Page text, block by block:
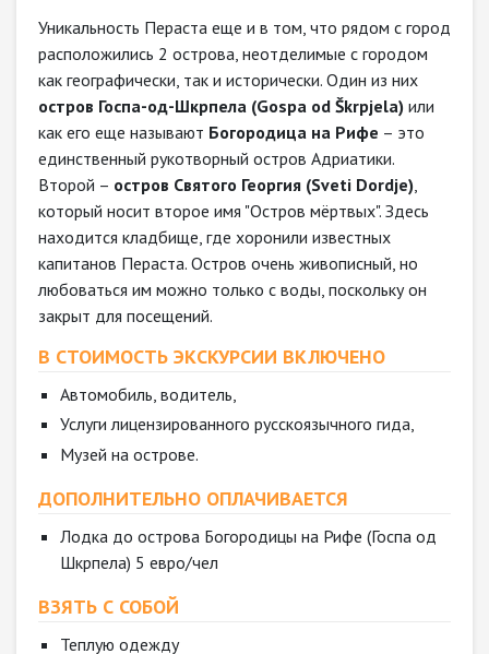
Уникальность Пераста еще и в том, что рядом с город
расположились 2 острова, неотделимые с городом
как географически, так и исторически. Один из них
остров Госпа-од-Шкрпела (Gospa od Škrpjela) или
как его еще называют Богородица на Рифе – это
единственный рукотворный остров Адриатики.
Второй – остров Святого Георгия (Sveti Dordje),
который носит второе имя "Остров мёртвых". Здесь
находится кладбище, где хоронили известных
капитанов Пераста. Остров очень живописный, но
любоваться им можно только с воды, поскольку он
закрыт для посещений.
В СТОИМОСТЬ ЭКСКУРСИИ ВКЛЮЧЕНО
Автомобиль, водитель,
Услуги лицензированного русскоязычного гида,
Музей на острове.
ДОПОЛНИТЕЛЬНО ОПЛАЧИВАЕТСЯ
Лодка до острова Богородицы на Рифе (Госпа од
Шкрпела) 5 евро/чел
ВЗЯТЬ С СОБОЙ
Теплую одежду